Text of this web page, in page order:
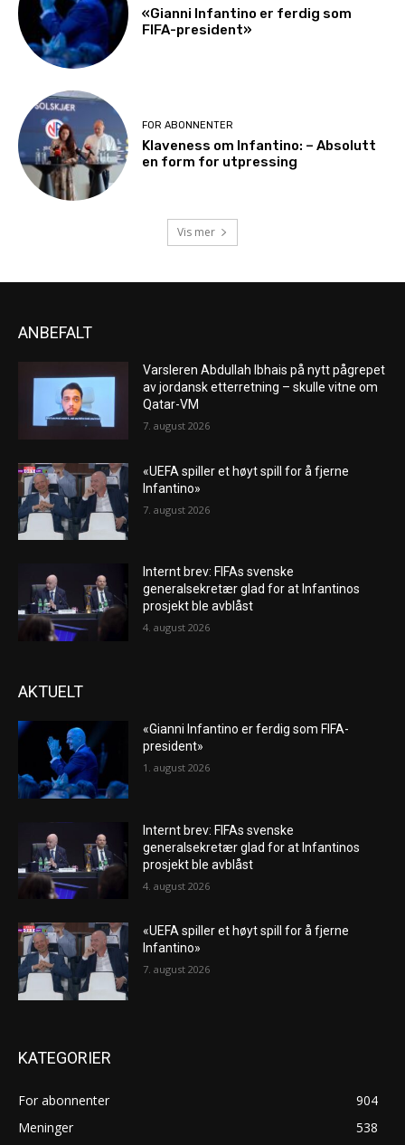
«Gianni Infantino er ferdig som
FIFA-president»
FOR ABONNENTER
Klaveness om Infantino: – Absolutt
en form for utpressing
Vis mer
ANBEFALT
Varsleren Abdullah Ibhais på nytt pågrepet
av jordansk etterretning – skulle vitne om
Qatar-VM
7. august 2026
«UEFA spiller et høyt spill for å fjerne
Infantino»
7. august 2026
Internt brev: FIFAs svenske
generalsekretær glad for at Infantinos
prosjekt ble avblåst
4. august 2026
AKTUELT
«Gianni Infantino er ferdig som FIFA-
president»
1. august 2026
Internt brev: FIFAs svenske
generalsekretær glad for at Infantinos
prosjekt ble avblåst
4. august 2026
«UEFA spiller et høyt spill for å fjerne
Infantino»
7. august 2026
KATEGORIER
For abonnenter
904
Meninger
538